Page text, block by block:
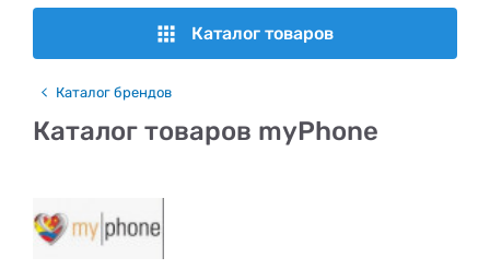
Каталог товаров
Каталог брендов
Каталог товаров myPhone